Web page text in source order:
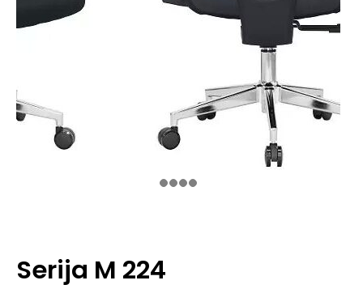
Serija M 224